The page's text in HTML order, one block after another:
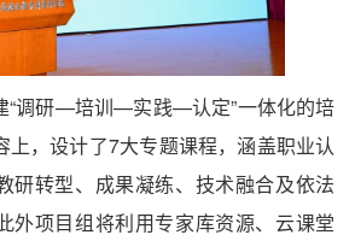
“调研—培训—实践—认定”一体化的培
上，设计了7大专题课程，涵盖职业认
研转型、成果凝练、技术融合及依法
外项目组将利用专家库资源、云课堂